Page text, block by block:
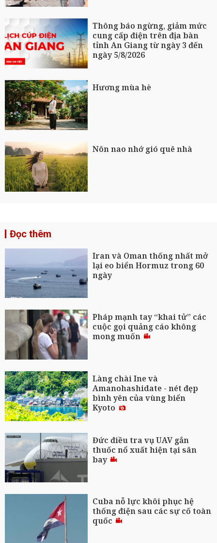
Thông báo ngừng, giảm mức
cung cấp điện trên địa bàn
tỉnh An Giang từ ngày 3 đến
ngày 5/8/2026
Hương mùa hè
Nôn nao nhớ gió quê nhà
Đọc thêm
Iran và Oman thống nhất mở
lại eo biển Hormuz trong 60
ngày
Pháp mạnh tay “khai tử” các
cuộc gọi quảng cáo không
mong muốn
Làng chài Ine và
Amanohashidate - nét đẹp
bình yên của vùng biển
Kyoto
Đức điều tra vụ UAV gắn
thuốc nổ xuất hiện tại sân
bay
Cuba nỗ lực khôi phục hệ
thống điện sau các sự cố toàn
quốc